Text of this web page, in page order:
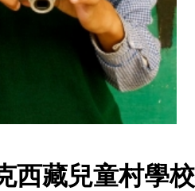
西藏兒童村學